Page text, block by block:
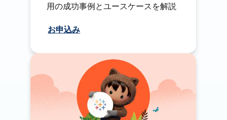
用の成功事例とユースケースを解説
お申込み